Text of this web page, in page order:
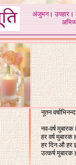
अंजुमन।उपहार।
नूतन
नव-वर्ष मुबारक
हर वर्ष मुबारक
हर दिन औ हर
उत्कर्ष मुबारक